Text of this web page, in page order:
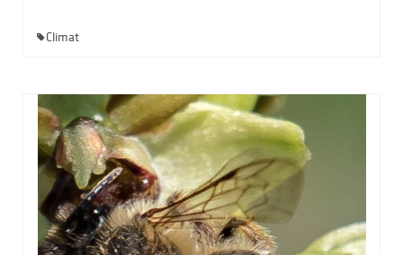
Climat